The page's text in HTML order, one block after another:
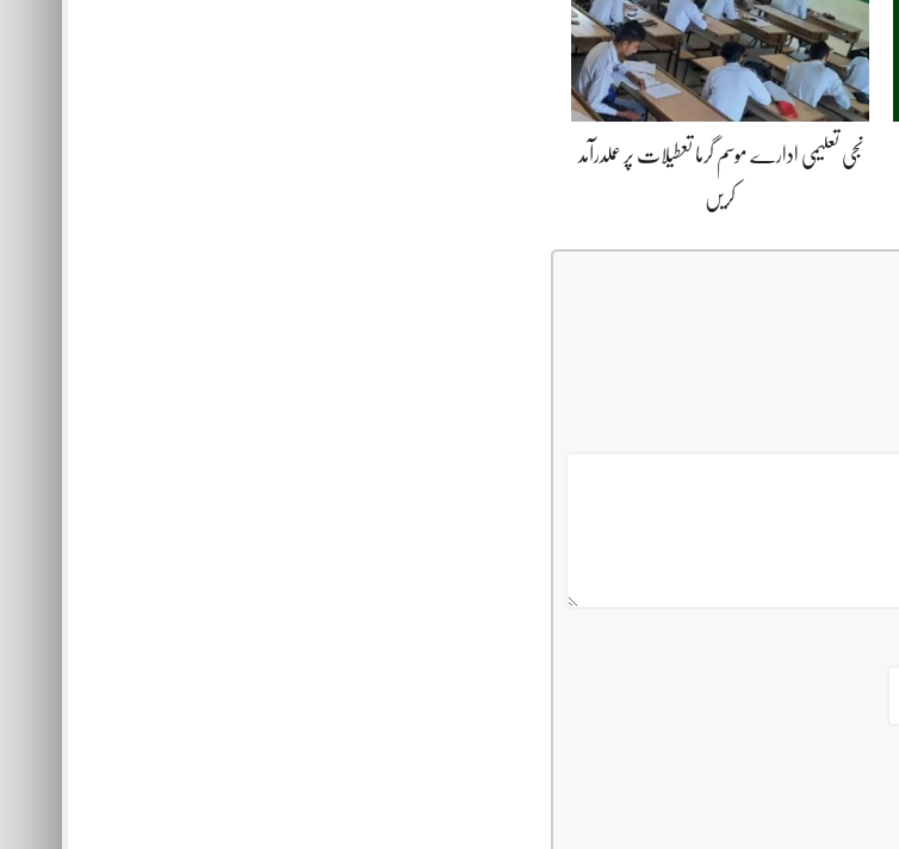
نجی تعلیمی ادارے موسم گرما تعطیلات پر عملدرآمد
کریں